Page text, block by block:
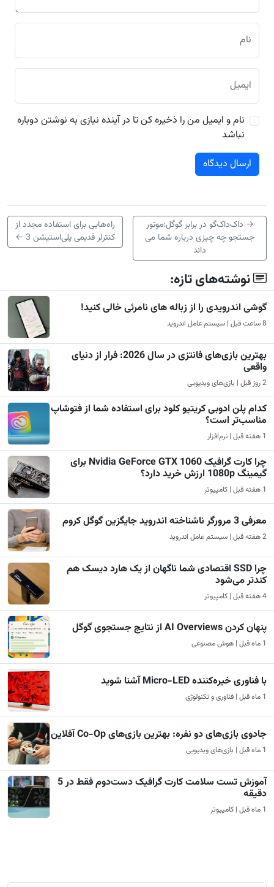
نام
ایمیل
نام و ایمیل من را ذخیره کن تا در آینده نیازی به نوشتن دوباره
نباشد
→ داک‌داک‌گو در برابر گوگل:موتور
جستجو چه چیزی درباره شما می
داند
راه‌هایی برای استفاده مجدد از
کنترلر قدیمی پلی‌استیشن 3
←
نوشته‌های تازه:
گوشی اندرویدی را از زباله های نامرئی خالی کنید!
8 ساعت قبل | سیستم عامل اندروید
بهترین بازی‌های فانتزی در سال 2026: فرار از دنیای
واقعی
2 روز قبل | بازی‌های ویدیویی
کدام پلن ادوبی کریتیو کلود برای استفاده شما از فتوشاپ
مناسب‌تر است؟
1 هفته قبل | نرم‌افزار
چرا کارت گرافیک Nvidia GeForce GTX 1060 برای
گیمینگ 1080p ارزش خرید دارد؟
1 هفته قبل | کامپیوتر
معرفی 3 مرورگر ناشناخته اندروید جایگزین گوگل کروم
2 هفته قبل | سیستم عامل اندروید
چرا SSD اقتصادی شما ناگهان از یک هارد دیسک هم
کندتر می‌شود
4 هفته قبل | کامپیوتر
پنهان کردن AI Overviews از نتایج جستجوی گوگل
1 ماه قبل | هوش مصنوعی
با فناوری خیره‌کننده Micro-LED آشنا شوید
1 ماه قبل | فناوری و تکنولوژی
جادوی بازی‌های دو نفره: بهترین بازی‌های Co-Op آفلاین
1 ماه قبل | بازی‌های ویدیویی
آموزش تست سلامت کارت گرافیک دست‌دوم فقط در 5
دقیقه
1 ماه قبل | کامپیوتر